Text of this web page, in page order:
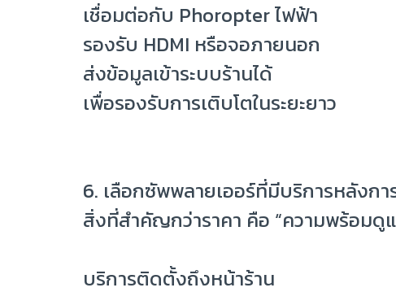
เชื่อมต่อกับ Phoropter ไฟฟ้า
รองรับ HDMI หรือจอภายนอก
ส่งข้อมูลเข้าระบบร้านได้
เพื่อรองรับการเติบโตในระยะยาว
6. เลือกซัพพลายเออร์ที่มีบริการหลังกา
สิ่งที่สำคัญกว่าราคา คือ “ความพร้อมดูแ
บริการติดตั้งถึงหน้าร้าน